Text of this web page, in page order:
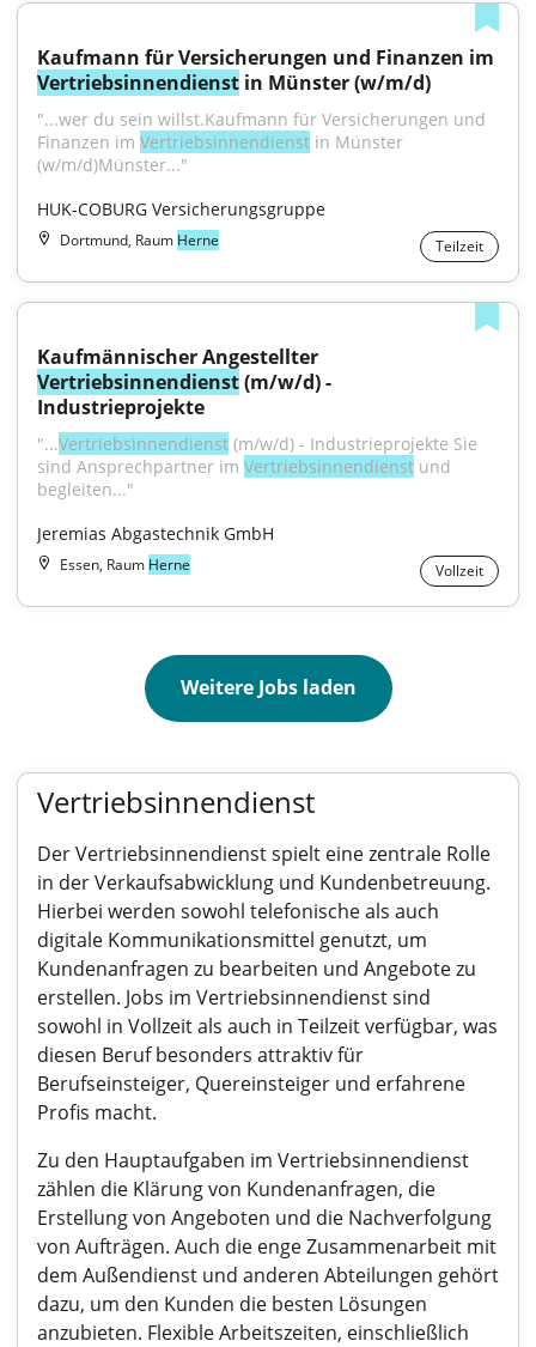
Vertriebsinnendienst in Münster (w/m/d)
"...wer du sein willst.Kaufmann für Versicherungen und
Finanzen im Vertriebsinnendienst in Münster
(w/m/d)Münster..."
HUK-COBURG Versicherungsgruppe
Dortmund, Raum Herne Teilzeit
Vertriebsinnendienst (m/w/d) -
Industrieprojekte
"...Vertriebsinnendienst (m/w/d) - Industrieprojekte Sie
sind Ansprechpartner im Vertriebsinnendienst und
begleiten..."
Jeremias Abgastechnik GmbH
Essen, Raum Herne Vollzeit
Weitere Jobs laden
Vertriebsinnendienst
Der Vertriebsinnendienst spielt eine zentrale Rolle
in der Verkaufsabwicklung und Kundenbetreuung.
Hierbei werden sowohl telefonische als auch
digitale Kommunikationsmittel genutzt, um
Kundenanfragen zu bearbeiten und Angebote zu
erstellen. Jobs im Vertriebsinnendienst sind
sowohl in Vollzeit als auch in Teilzeit verfügbar, was
diesen Beruf besonders attraktiv für
Berufseinsteiger, Quereinsteiger und erfahrene
Profis macht.
Zu den Hauptaufgaben im Vertriebsinnendienst
zählen die Klärung von Kundenanfragen, die
Erstellung von Angeboten und die Nachverfolgung
von Aufträgen. Auch die enge Zusammenarbeit mit
dem Außendienst und anderen Abteilungen gehört
dazu, um den Kunden die besten Lösungen
anzubieten. Flexible Arbeitszeiten, einschließlich